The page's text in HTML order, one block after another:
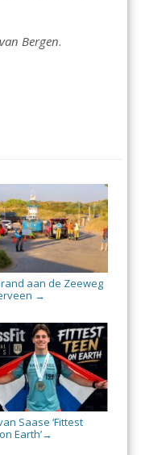
Bergen.
aan de Zeeweg
→
Saase ‘Fittest
Earth’→